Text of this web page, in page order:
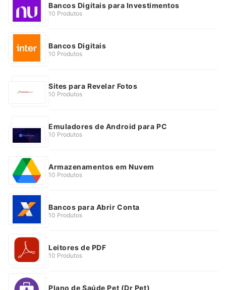
Bancos Digitais para Investimentos
10 Produtos
Bancos Digitais
10 Produtos
Sites para Revelar Fotos
10 Produtos
Emuladores de Android para PC
10 Produtos
Armazenamentos em Nuvem
10 Produtos
Bancos para Abrir Conta
10 Produtos
Leitores de PDF
10 Produtos
Plano de Saúde Pet (Dr Pet)